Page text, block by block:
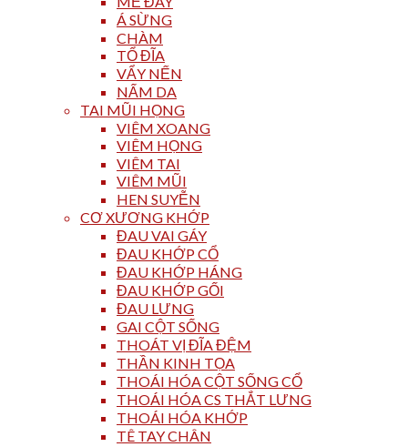
Á SỪNG
CHÀM
TỔ ĐĨA
VẨY NẾN
NẤM DA
TAI MŨI HỌNG
VIÊM XOANG
VIÊM HỌNG
VIÊM TAI
VIÊM MŨI
HEN SUYỄN
CƠ XƯƠNG KHỚP
ĐAU VAI GÁY
ĐAU KHỚP CỔ
ĐAU KHỚP HÁNG
ĐAU KHỚP GỐI
ĐAU LƯNG
GAI CỘT SỐNG
THOÁT VỊ ĐĨA ĐỆM
THẦN KINH TỌA
THOÁI HÓA CỘT SỐNG CỔ
THOÁI HÓA CS THẮT LƯNG
THOÁI HÓA KHỚP
TÊ TAY CHÂN